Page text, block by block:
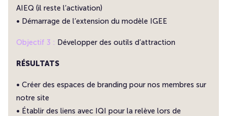
AIEQ (il reste l’activation)
• Démarrage de l’extension du modèle IGEE
Objectif 3 : Développer des outils d’attraction
RÉSULTATS
• Créer des espaces de branding pour nos membres sur
notre site
• Établir des liens avec IQI pour la relève lors de